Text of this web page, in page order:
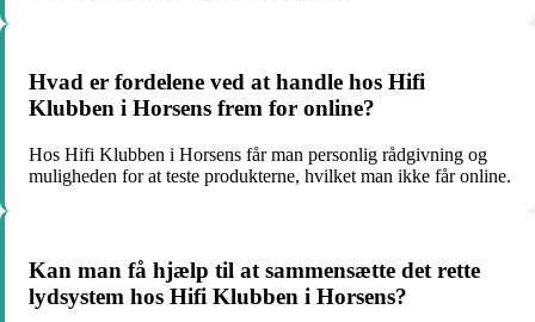
Hvad er fordelene ved at handle hos Hifi
Klubben i Horsens frem for online?
Hos Hifi Klubben i Horsens får man personlig rådgivning og
muligheden for at teste produkterne, hvilket man ikke får online.
Kan man få hjælp til at sammensætte det rette
lydsystem hos Hifi Klubben i Horsens?